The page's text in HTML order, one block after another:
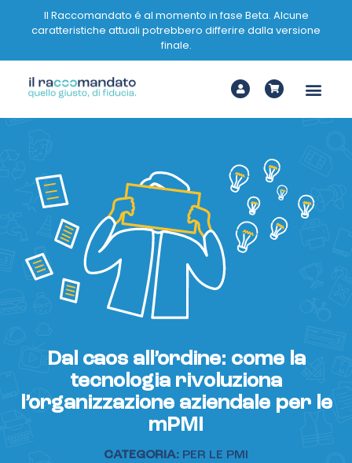
Il Raccomandato é al momento in fase Beta. Alcune
caratteristiche attuali potrebbero differire dalla versione
finale.
Dal caos all’ordine: come la
tecnologia rivoluziona
l’organizzazione aziendale per le
mPMI
CATEGORIA: PER LE PMI